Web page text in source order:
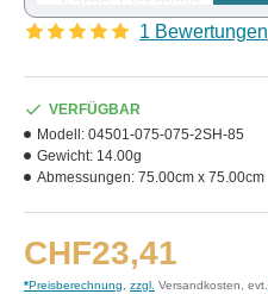
Dazwischen bilden
1 Bewertungen
CHF23,41
*Preisberechnung zzgl. Versandkosten, evt.
VERFÜGBAR
Modell: 04501-075-075-2SH-85
Gewicht: 14.00g
Abmessungen: 75.00cm x 75.00cm